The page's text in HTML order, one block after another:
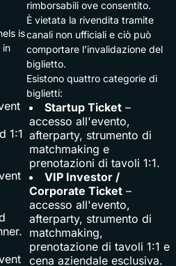
is
in
1:1
rimborsabili ove consentito.
È vietata la rivendita tramite
canali non ufficiali e ciò può
comportare l’invalidazione del
biglietto.
Esistono quattro categorie di
biglietti:
Startup Ticket –
accesso all'evento,
afterparty, strumento di
matchmaking e
prenotazioni di tavoli 1:1.
VIP Investor /
Corporate Ticket –
accesso all'evento,
afterparty, strumento di
matchmaking,
prenotazione di tavoli 1:1 e
cena aziendale esclusiva.